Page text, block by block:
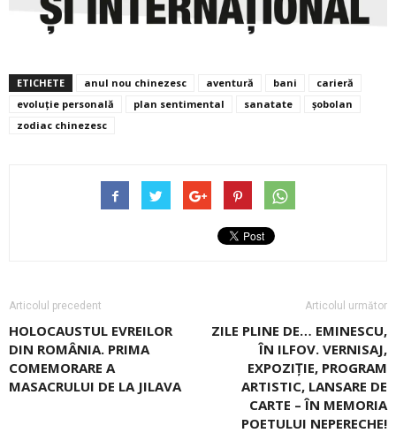
ETICHETE anul nou chinezesc aventură bani
carieră
evoluție personală
plan sentimental sanatate
șobolan
zodiac chinezesc
Articolul precedent
HOLOCAUSTUL EVREILOR
DIN ROMÂNIA. PRIMA
COMEMORARE A
MASACRULUI DE LA JILAVA
Articolul următor
ZILE PLINE DE… EMINESCU,
ÎN ILFOV. VERNISAJ,
EXPOZIȚIE, PROGRAM
ARTISTIC, LANSARE DE
CARTE – ÎN MEMORIA
POETULUI NEPERECHE!